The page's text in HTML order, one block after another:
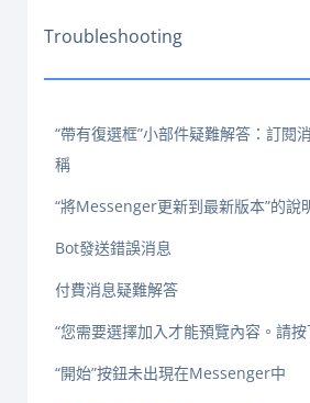
Troubleshooting
“帶有復選框”小部件疑難解答：訂閱
稱
“將Messenger更新到最新版本”的說
Bot發送錯誤消息
付費消息疑難解答
“您需要選擇加入才能預覽內容。請
“開始”按鈕未出現在Messenger中